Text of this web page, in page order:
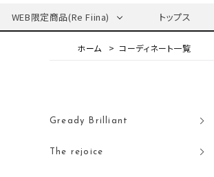
WEB限定商品(Re Fiina) トップス
コーディネート一覧
Gready Brilliant
The rejoice